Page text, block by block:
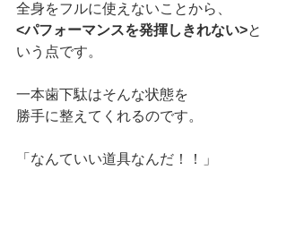
全身をフルに使えないことから、
<パフォーマンスを発揮しきれない>と
いう点です。
一本歯下駄はそんな状態を
勝手に整えてくれるのです。
「なんていい道具なんだ！！」